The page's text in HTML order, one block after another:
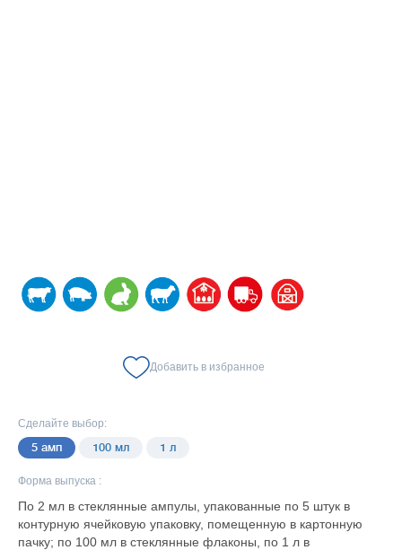
Добавить в избранное
Сделайте выбор:
5 амп 100 мл 1 л
Форма выпуска :
По 2 мл в стеклянные ампулы, упакованные по 5 штук в
контурную ячейковую упаковку, помещенную в картонную
пачку; по 100 мл в стеклянные флаконы, по 1 л в